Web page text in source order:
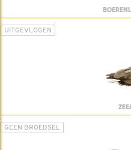
UITGEVLOGEN
GEEN BROEDSEL